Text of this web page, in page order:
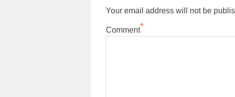
Your email address will not be
Comment*